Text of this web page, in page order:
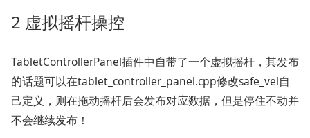
2 虚拟摇杆操控
TabletControllerPanel插件中自带了一个虚拟摇杆，其发布
的话题可以在tablet_controller_panel.cpp修改safe_vel自
己定义，则在拖动摇杆后会发布对应数据，但是停住不动并
不会继续发布！